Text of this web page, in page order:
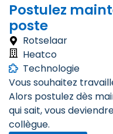
Postulez
poste
Rotselaar
Heatco
Technologie
Vous souhaitez
Alors postulez dès
qui sait, vous
collègue.